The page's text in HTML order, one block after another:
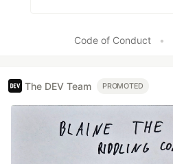
Code of Conduct •
The DEV Team PROMOTED